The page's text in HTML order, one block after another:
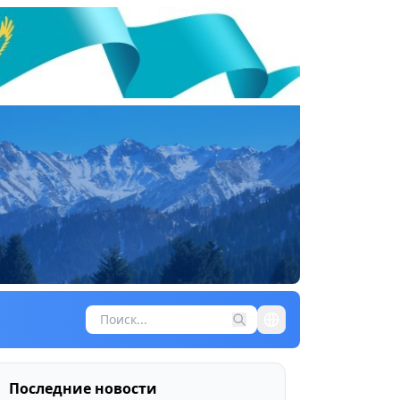
Последние новости